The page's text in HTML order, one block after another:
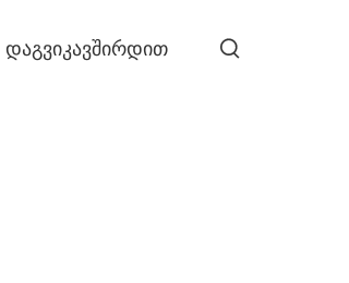
ᲓᲐᲒᲕᲘᲙᲐᲕᲨᲘᲠᲓᲘᲗ